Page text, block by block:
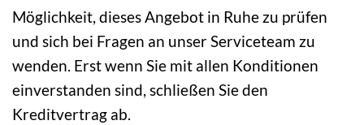
Möglichkeit, dieses Angebot in Ruhe zu prüfen
und sich bei Fragen an unser Serviceteam zu
wenden. Erst wenn Sie mit allen Konditionen
einverstanden sind, schließen Sie den
Kreditvertrag ab.